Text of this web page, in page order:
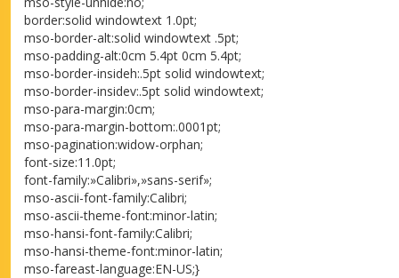
border:solid windowtext 1.0pt;
mso-border-alt:solid windowtext .5pt;
mso-padding-alt:0cm 5.4pt 0cm 5.4pt;
mso-border-insideh:.5pt solid windowtext;
mso-border-insidev:.5pt solid windowtext;
mso-para-margin:0cm;
mso-para-margin-bottom:.0001pt;
mso-pagination:widow-orphan;
font-size:11.0pt;
font-family:»Calibri»,»sans-serif»;
mso-ascii-font-family:Calibri;
mso-ascii-theme-font:minor-latin;
mso-hansi-font-family:Calibri;
mso-hansi-theme-font:minor-latin;
mso-fareast-language:EN-US;}